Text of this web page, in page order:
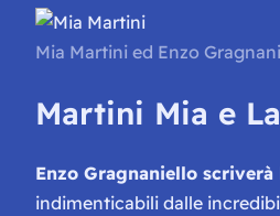
Mia Martini ed Enzo
Martini Mia e
Enzo Gragnaniello
indimenticabili dalle